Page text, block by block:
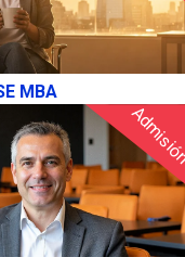
MBA
Admisión